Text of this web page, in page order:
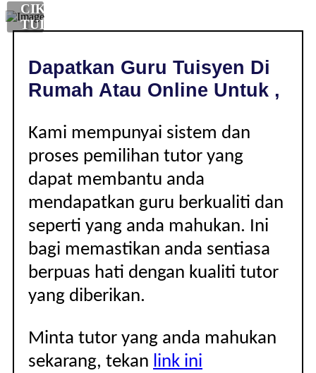
CIKGU
TUISYEN
Dapatkan Guru Tuisyen Di
Rumah Atau Online Untuk ,
Kami mempunyai sistem dan
proses pemilihan tutor yang
dapat membantu anda
mendapatkan guru berkualiti dan
seperti yang anda mahukan. Ini
bagi memastikan anda sentiasa
berpuas hati dengan kualiti tutor
yang diberikan.
Minta tutor yang anda mahukan
sekarang, tekan link ini